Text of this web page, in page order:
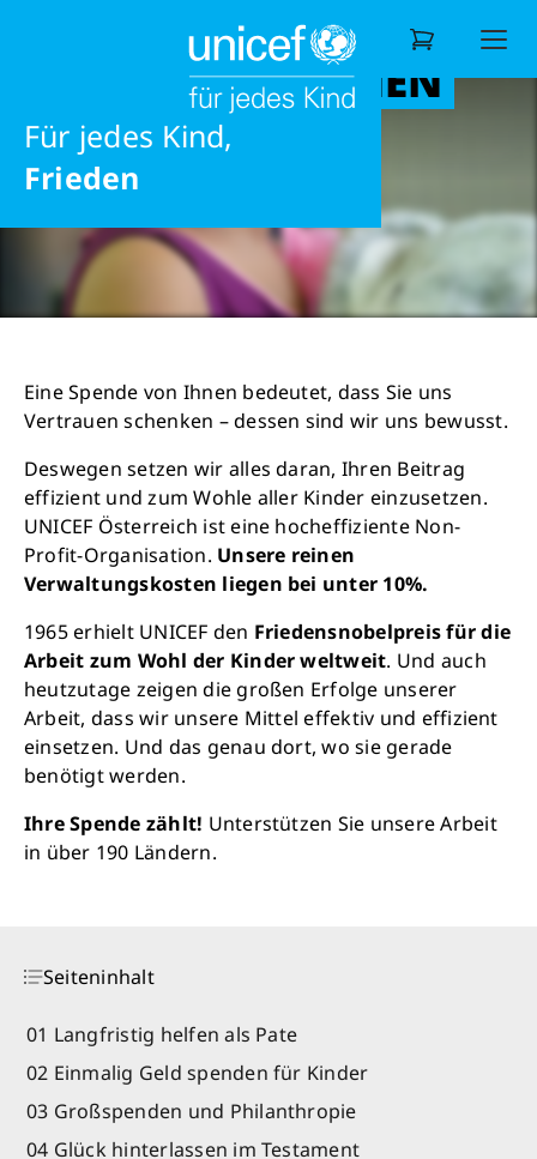
Für jedes Kind,
eine gesunde Zukunft
Frieden
Wonach suchen Sie?
Als Privatperson
MIT IHRER SPENDE
MACHEN SIE EINEN
UNTERSCHIED
Eine Spende von Ihnen bedeutet, dass Sie uns
Vertrauen schenken – dessen sind wir uns bewusst.
Deswegen setzen wir alles daran, Ihren Beitrag
effizient und zum Wohle aller Kinder einzusetzen.
UNICEF Österreich ist eine hocheffiziente Non-
Profit-Organisation. Unsere reinen
Verwaltungskosten liegen bei unter 10%.
1965 erhielt UNICEF den Friedensnobelpreis für die
Arbeit zum Wohl der Kinder weltweit. Und auch
heutzutage zeigen die großen Erfolge unserer
Arbeit, dass wir unsere Mittel effektiv und effizient
einsetzen. Und das genau dort, wo sie gerade
benötigt werden.
Ihre Spende zählt! Unterstützen Sie unsere Arbeit
in über 190 Ländern.
Seiteninhalt
01 Langfristig helfen als Pate
02 Einmalig Geld spenden für Kinder
03 Großspenden und Philanthropie
04 Glück hinterlassen im Testament